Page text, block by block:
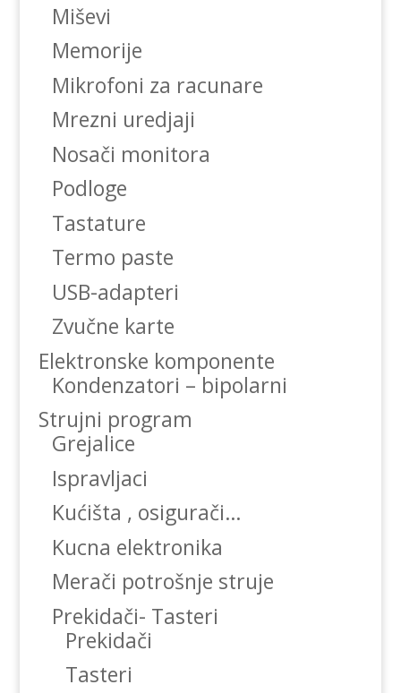
Miševi
Memorije
Mikrofoni za racunare
Mrezni uredjaji
Nosači monitora
Podloge
Tastature
Termo paste
USB-adapteri
Zvučne karte
Elektronske komponente
Kondenzatori – bipolarni
Strujni program
Grejalice
Ispravljaci
Kućišta , osigurači…
Kucna elektronika
Merači potrošnje struje
Prekidači- Tasteri
Prekidači
Tasteri